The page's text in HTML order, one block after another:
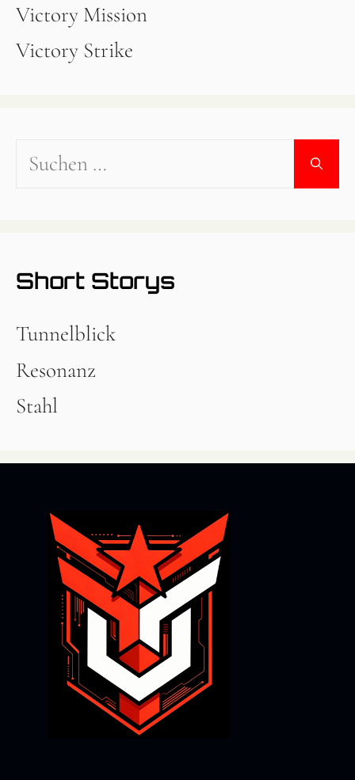
Victory Mission
Victory Strike
Suchen
nach:
Short Storys
Tunnelblick
Resonanz
Stahl